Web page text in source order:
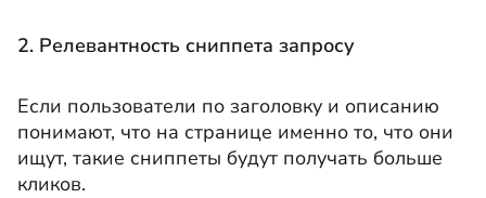
2. Релевантность сниппета запросу
Если пользователи по заголовку и описанию
понимают, что на странице именно то, что они
ищут, такие сниппеты будут получать больше
кликов.